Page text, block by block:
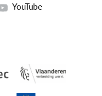
YouTube